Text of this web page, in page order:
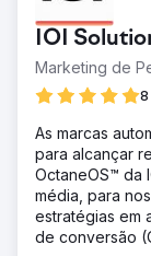
IOI
Marketing de
8
As marcas
para alcançar
OctaneOS™ da
média, para
estratégias em
de conversão